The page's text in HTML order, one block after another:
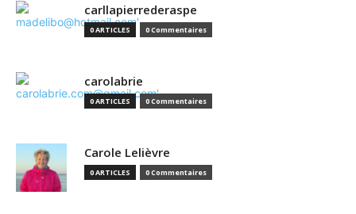
carllapierrederaspe
0 ARTICLES 0 Commentaires
carolabrie
0 ARTICLES 0 Commentaires
Carole Lelièvre
0 ARTICLES 0 Commentaires